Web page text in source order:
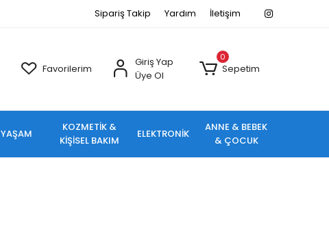
Sipariş Takip Yardım İletişim
Favorilerim
Giriş Yap
Üye Ol
0
Sepetim
YAŞAM
KOZMETİK &
KİŞİSEL BAKIM
ELEKTRONİK
ANNE & BEBEK
& ÇOCUK